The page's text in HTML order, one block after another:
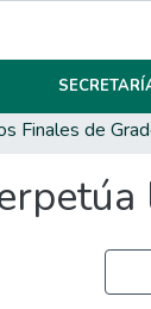
Finales de